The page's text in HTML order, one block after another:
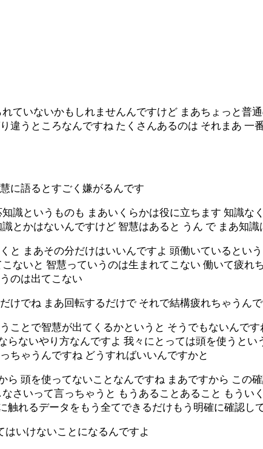
ていないかもしれませんんですけど まあちょっと普
違うところなんですね たくさんあるのは それまあ 一
に語るとすごく嫌がるんです
識というものも まあいくらかは役に立ちます 知識な
とかはないんですけど 智慧はあると うん で まあ知
と まあその分だけはいいんですよ 頭働いているとい
ないと 智慧っていうのは生まれてこない 働いて疲れ
のは出てこない
けでね まあ回転するだけで それで結構疲れちゃうん
とで智慧が出てくるかというと そうでもないんで
ないやり方なんですよ 我々にとっては頭を使うと
ちゃうんですね どうすればいいんですかと
頭を使ってないことなんですね まあですから この
さいって言っちゃうと もうあることあること もうい
れるデータをもう全てできるだけもう明確に確認し
いけないことになるんですよ